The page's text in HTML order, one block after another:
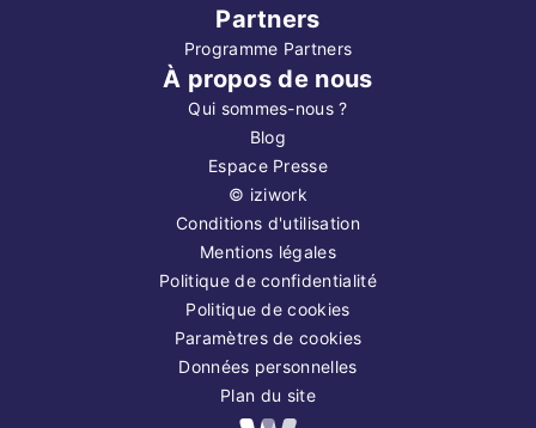
Partners
Programme Partners
À propos de nous
Qui sommes-nous ?
Blog
Espace Presse
© iziwork
Conditions d'utilisation
Mentions légales
Politique de confidentialité
Politique de cookies
Paramètres de cookies
Données personnelles
Plan du site